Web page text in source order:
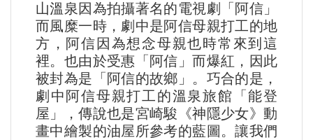
山溫泉因為拍攝著名的電視劇「阿信」
而風糜一時，劇中是阿信母親打工的地
方，阿信因為想念母親也時常來到這
裡。也由於受惠「阿信」而爆紅，因此
被封為是「阿信的故鄉」。巧合的是，
劇中阿信母親打工的溫泉旅館「能登
屋」，傳說也是宮崎駿《神隱少女》動
畫中繪製的油屋所參考的藍圖。讓我們